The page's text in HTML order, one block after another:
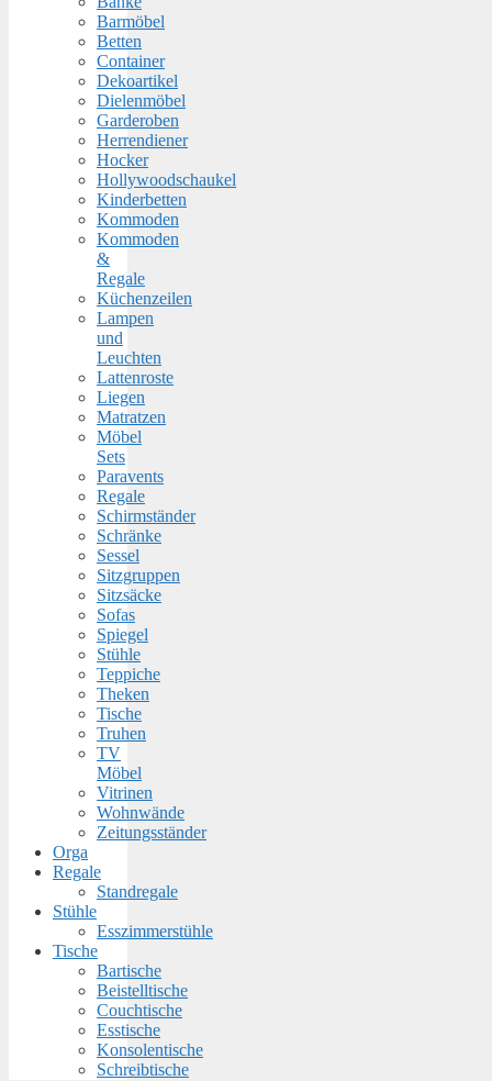
Barmöbel
Betten
Container
Dekoartikel
Dielenmöbel
Garderoben
Herrendiener
Hocker
Hollywoodschaukel
Kinderbetten
Kommoden
Kommoden
&
Regale
Küchenzeilen
Lampen
und
Leuchten
Lattenroste
Liegen
Matratzen
Möbel
Sets
Paravents
Regale
Schirmständer
Schränke
Sessel
Sitzgruppen
Sitzsäcke
Sofas
Spiegel
Stühle
Teppiche
Theken
Tische
Truhen
TV
Möbel
Vitrinen
Wohnwände
Zeitungsständer
Orga
Regale
Standregale
Stühle
Esszimmerstühle
Tische
Bartische
Beistelltische
Couchtische
Esstische
Konsolentische
Schreibtische